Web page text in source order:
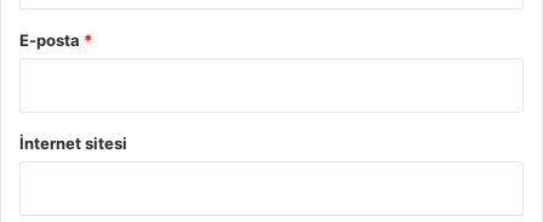
E-posta *
İnternet sitesi